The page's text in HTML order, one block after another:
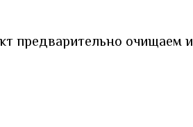
предварительно очищаем и